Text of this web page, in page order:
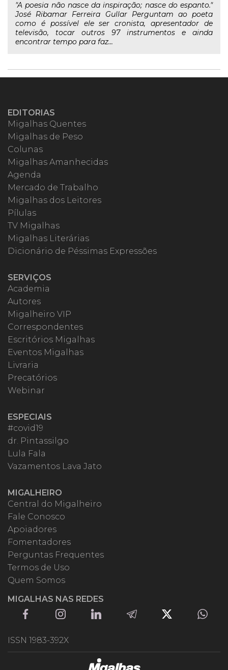
"A poesia não nasce da inspiração; nasce do espanto."
José Ribamar Ferreira Gullar Perguntam ao poeta
como é possível ele ser cronista, apresentador de
televisão, tocar outros 97 instrumentos e ainda
encontrar tempo para faz...
EDITORIAS
Migalhas Quentes
Migalhas de Peso
Colunas
Migalhas Amanhecidas
Agenda
Mercado de Trabalho
Migalhas dos Leitores
Pílulas
TV Migalhas
Migalhas Literárias
Dicionário de Péssimas Expressões
SERVIÇOS
Academia
Autores
Migalheiro VIP
Correspondentes
Escritórios Migalhas
Eventos Migalhas
Livraria
Precatórios
Webinar
ESPECIAIS
#covid19
dr. Pintassilgo
Lula Fala
Vazamentos Lava Jato
MIGALHEIRO
Central do Migalheiro
Fale Conosco
Apoiadores
Fomentadores
Perguntas Frequentes
Termos de Uso
Quem Somos
MIGALHAS NAS REDES
ISSN 1983-392X